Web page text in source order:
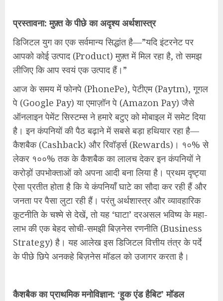
प्रस्तावना: मुफ़्त के पीछे का अदृश्य अर्थशास्त्र
डिजिटल युग का एक सर्वमान्य सिद्धांत है—”यदि इंटरनेट पर
आपको कोई उत्पाद (Product) मुफ़्त में मिल रहा है, तो समझ
लीजिए कि आप स्वयं एक उत्पाद हैं।”
आज के समय में फोनपे (PhonePe), पेटीएम (Paytm), गूगल
पे (Google Pay) या एमाज़ॉन पे (Amazon Pay) जैसे
ऑनलाइन पेमेंट सिस्टम्स ने हमारे बटुए को मोबाइल में समेट दिया
है। इन कंपनियों की पैठ बढ़ाने में सबसे बड़ा हथियार रहा है—
कैशबैक (Cashback) और रिवॉर्ड्स (Rewards)। १०% से
लेकर १००% तक के कैशबैक का लालच देकर इन कंपनियों ने
करोड़ों उपभोक्ताओं को अपना आदी बना लिया है। प्रथम दृष्ट्या
ऐसा प्रतीत होता है कि ये कंपनियाँ घाटे का सौदा कर रही हैं और
जनता पर पैसा लुटा रही हैं। परंतु अर्थशास्त्र और व्यावहारिक
कूटनीति के चश्मे से देखें, तो यह ‘घाटा’ दरअसल भविष्य के महा-
लाभ की एक बेहद सोची-समझी बिज़नेस रणनीति (Business
Strategy) है। यह आलेख इस डिजिटल वित्तीय तंत्र के पर्दे
के पीछे छिपे अनकहे बिज़नेस मॉडल को उजागर करता है।
कैशबैक का प्राथमिक मनोविज्ञान: ‘हुक एंड हैबिट’ मॉडल